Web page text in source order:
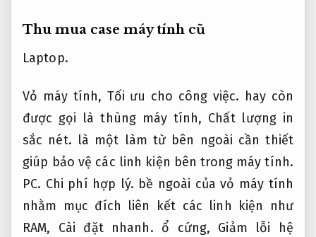
Thu mua case máy tính cũ
Laptop.
Vỏ máy tính, Tối ưu cho công việc. hay còn
được gọi là thùng máy tính, Chất lượng in
sắc nét. là một làm từ bên ngoài cần thiết
giúp bảo vệ các linh kiện bên trong máy tính.
PC. Chi phí hợp lý. bề ngoài của vỏ máy tính
nhằm mục đích liên kết các linh kiện như
RAM, Cài đặt nhanh. ổ cứng, Giảm lỗi hệ